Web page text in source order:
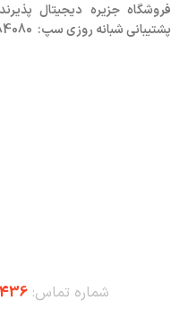
فروشگاهجزیره دیجیتال
پشتیبانی شبانه روزی سپ: 84080-021
شماره تماس: